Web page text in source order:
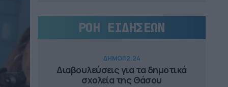
ΡΟΗ ΕΙΔΗΣΕΩΝ
ΔΗΜΟΙ12.24
Διαβουλεύσεις για τα δημοτικά
σχολεία της Θάσου